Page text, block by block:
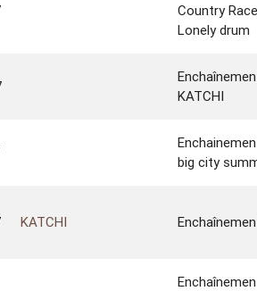
Country Race
Lonely drum
KATCHI
big city
KATCHI